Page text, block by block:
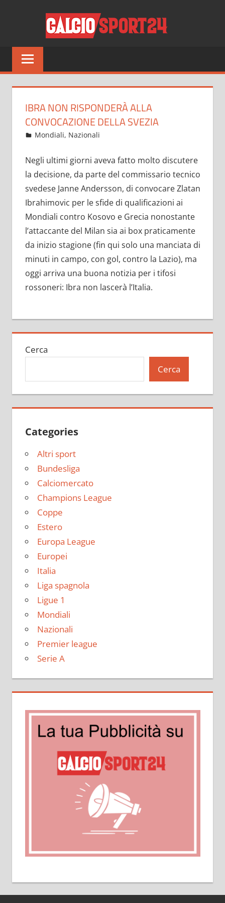
Tutto
sul
del
solo
IBRA NON RISPONDERÀ ALLA
CONVOCAZIONE DELLA SVEZIA
Ottobre 3, 2021
admin
Mondiali, Nazionali
Negli ultimi giorni aveva fatto molto discutere
la decisione, da parte del commissario tecnico
svedese Janne Andersson, di convocare Zlatan
Ibrahimovic per le sfide di qualificazioni ai
Mondiali contro Kosovo e Grecia nonostante
l’attaccante del Milan sia ai box praticamente
da inizio stagione (fin qui solo una manciata di
minuti in campo, con gol, contro la Lazio), ma
oggi arriva una buona notizia per i tifosi
rossoneri: Ibra non lascerà l’Italia.
Cerca
Cerca
Categories
Altri sport
Bundesliga
Calciomercato
Champions League
Coppe
Estero
Europa League
Europei
Italia
Liga spagnola
Ligue 1
Mondiali
Nazionali
Premier league
Serie A